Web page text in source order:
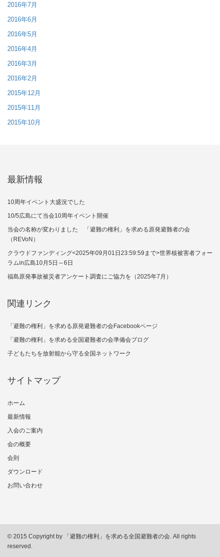
2016年7月
2016年6月
2016年5月
2016年4月
2016年3月
2016年2月
2015年12月
2015年11月
2015年10月
最新情報
10周年イベント大盛況でした
10/5広島にて当会10周年イベント開催
当会の名称が変わりました 「避難の権利」を求める原発避難者の会
（REVoN）
クラウドファンディング<2025年09月01日23:59:59まで>世界核被害者フォー
ラムin広島10月5日～6日
福島原発事故被災者アンケート調査にご協力を（2025年7月）
関連リンク
「避難の権利」を求める原発避難者の会Facebookページ
「避難の権利」を求める全国避難者の会準備会ブログ
子どもたちを放射能から守る全国ネットワーク
サイトマップ
ホーム
最新情報
入会のご案内
会の概要
会則
ダウンロード
お問い合わせ
© 2015 Copyright by 「避難の権利」を求める全国避難者の会. All rights
reserved.